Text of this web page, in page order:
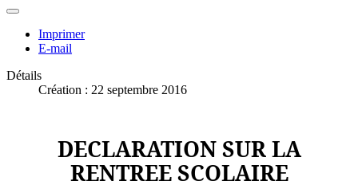
Imprimer
E-mail
Détails
Création : 22 septembre 2016
DECLARATION SUR LA
RENTREE SCOLAIRE